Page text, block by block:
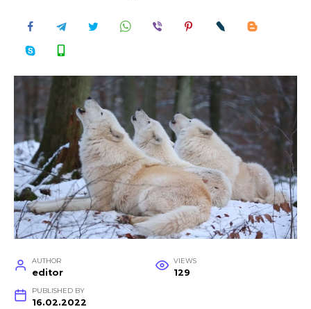
AUTHOR
editor
VIEWS
129
PUBLISHED BY
16.02.2022